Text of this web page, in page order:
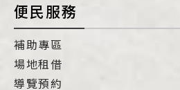
便民服務
補助專區
場地租借
導覽預約